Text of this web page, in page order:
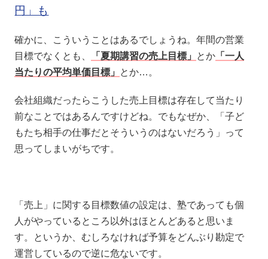
円」も
確かに、こういうことはあるでしょうね。年間の営業
目標でなくとも、
「夏期講習の売上目標」 とか 「一人
当たりの平均単価目標」 とか…。
会社組織だったらこうした売上目標は存在して当たり
前なことではあるんですけどね。でもなぜか、「子ど
もたち相手の仕事だとそういうのはないだろう」って
思ってしまいがちです。
「売上」に関する目標数値の設定は、塾であっても個
人がやっているところ以外はほとんどあると思いま
す。というか、むしろなければ予算をどんぶり勘定で
運営しているので逆に危ないです。